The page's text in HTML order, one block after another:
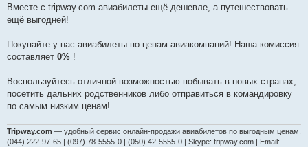
в
д
л
е
я
Вместе с tripway.com авиабилеты ещё дешевле, а путешествовать
ещё выгодней!
Покупайте у нас авиабилеты по ценам авиакомпаний! Наша комиссия
составляет 0% !
Воспользуйтесь отличной возможностью побывать в новых странах,
посетить дальних родственников либо отправиться в командировку
по самым низким ценам!
Tripway.com — удобный сервис онлайн-продажи авиабилетов по выгодным ценам.
(044) 222-97-65 | (097) 78-5555-0 | (050) 42-5555-0 | Skype: tripway.com | Email: